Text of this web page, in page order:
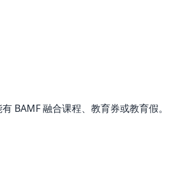
BAMF 融合课程、教育券或教育假。